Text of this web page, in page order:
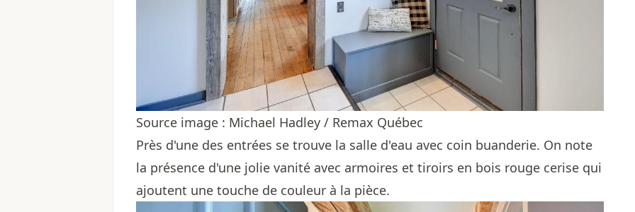
Source image : Michael Hadley / Remax Québec
Près d'une des entrées se trouve la salle d'eau avec coin buanderie. On note
la présence d'une jolie vanité avec armoires et tiroirs en bois rouge cerise qui
ajoutent une touche de couleur à la pièce.